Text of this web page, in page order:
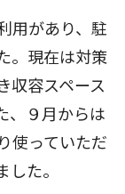
用があり、駐
。現在は対策
収容スペース
、９月からは
使っていただ
た。